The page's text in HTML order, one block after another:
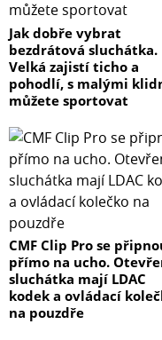
Jak dobře vybrat
bezdrátová sluchátka.
Velká zajistí ticho a
pohodlí, s malými
můžete sportovat
CMF Clip Pro se
přímo na ucho.
sluchátka mají LDAC
kodek a ovládací
na pouzdře